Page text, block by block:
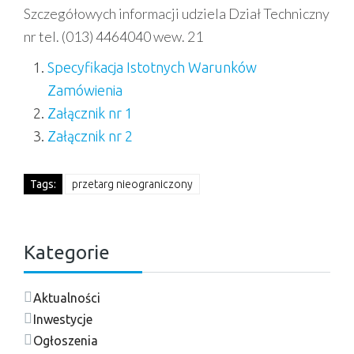
Szczegółowych informacji udziela Dział Techniczny
nr tel. (013) 4464040 wew. 21
Specyfikacja Istotnych Warunków
Zamówienia
Załącznik nr 1
Załącznik nr 2
Tags: przetarg nieograniczony
Kategorie
Aktualności
Inwestycje
Ogłoszenia